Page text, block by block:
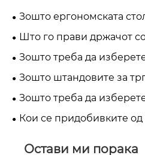
Зошто ергономската
отоманска за под работна
неопходна за модерна
канцеларијата
Што го прави држачот
на подот најефикасно
малопродажни и
Зошто треба да
вертикална керамичка
Зошто штандовите за
примероци од камен од
за модерни салони
Зошто треба да
плочки за тргување за да
Кои се придобивките
бизнис
Остави ми порака